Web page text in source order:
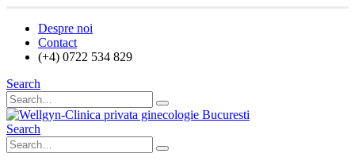
Despre noi
Contact
(+4) 0722 534 829
Search
Search